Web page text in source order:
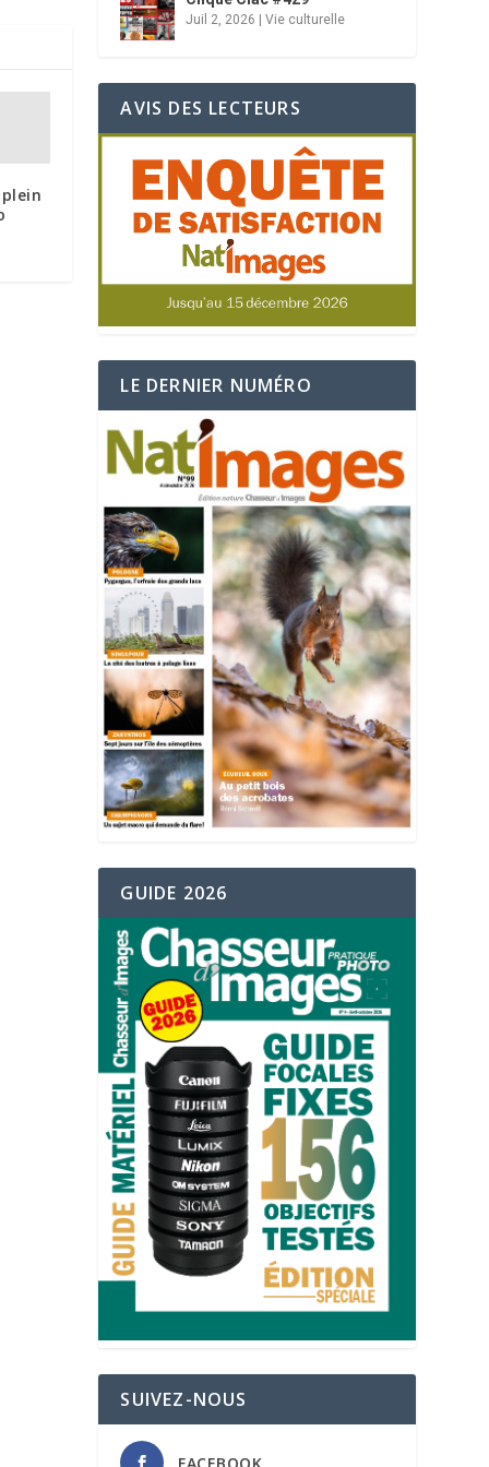
plein
Juil 2, 2026 |Vie culturelle
AVIS DES LECTEURS
LE DERNIER NUMÉRO
GUIDE 2026
SUIVEZ-NOUS